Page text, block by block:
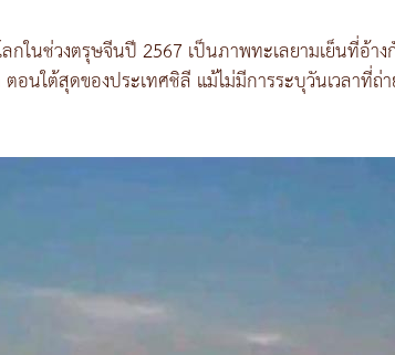
กในช่วงตรุษจีนปี 2567 เป็นภาพทะเลยามเย็นที่อ้
อนใต้สุดของประเทศชิลี แม้ไม่มีการระบุวันเวลาที่ถ่